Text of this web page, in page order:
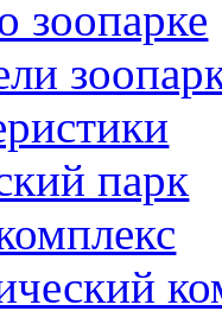
зоопарке
парк